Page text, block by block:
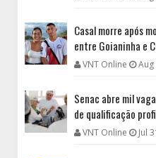
Casal morre após
entre Goianinha e
VNT Online Aug
Senac abre mil
de qualificação
VNT Online Jul